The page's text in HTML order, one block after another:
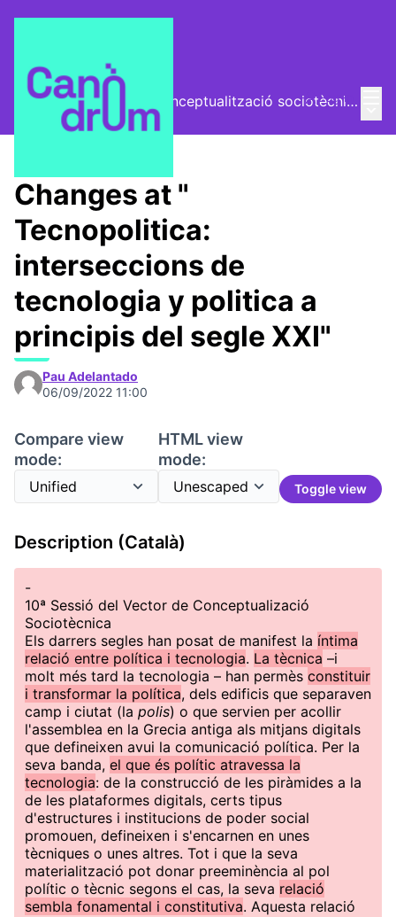
Log inEl Vector (vector de conceptualització sociotècnica)
Trobades
Changes at "
Tecnopolitica:
interseccions de
tecnologia y politica a
principis del segle XXI"
Pau Adelantado
06/09/2022 11:00
Compare view
mode:
HTML view
mode:
Toggle view
Description (Català)
-
10ª Sessió del Vector de Conceptualizació
Sociotècnica
Els darrers segles han posat de manifest la íntima
relació entre política i tecnologia. La tècnica –i
molt més tard la tecnologia – han permès constituir
i transformar la política, dels edificis que separaven
camp i ciutat (la polis) o que servien per acollir
l'assemblea en la Grecia antiga als mitjans digitals
que defineixen avui la comunicació política. Per la
seva banda, el que és polític atravessa la
tecnologia: de la construcció de les piràmides a la
de les plataformes digitals, certs tipus
d'estructures i institucions de poder social
promouen, defineixen i s'encarnen en unes
tècniques o unes altres. Tot i que la seva
materialització pot donar preeminència al pol
polític o tècnic segons el cas, la seva relació
sembla fonamental i constitutiva. Aquesta relació